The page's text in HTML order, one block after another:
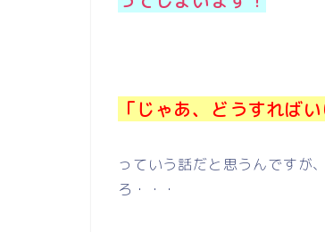
「じゃあ、どうすればい
っていう話だと思うんですが
ろ・・・